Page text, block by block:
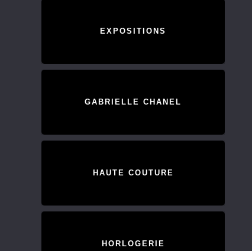
EXPOSITIONS
GABRIELLE CHANEL
HAUTE COUTURE
HORLOGERIE